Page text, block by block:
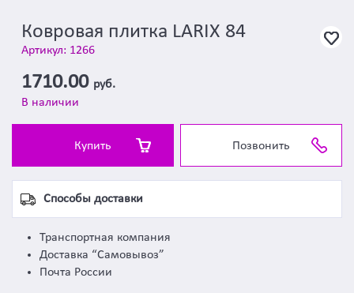
Ковровая плитка LARIX 84
Артикул: 1266
1710.00 руб.
В наличии
Купить Позвонить
Способы доставки
Транспортная компания
Доставка “Самовывоз”
Почта России